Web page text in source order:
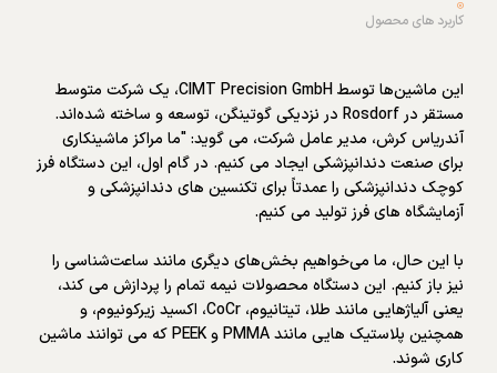
کاربرد های محصول
این ماشین‌ها توسط CIMT Precision GmbH، یک شرکت متوسط ​​
مستقر در Rosdorf در نزدیکی گوتینگن، توسعه و ساخته شده‌اند.
آندریاس کرش، مدیر عامل شرکت، می گوید: "ما مراکز ماشینکاری
برای صنعت دندانپزشکی ایجاد می کنیم. در گام اول، این دستگاه فرز
کوچک دندانپزشکی را عمدتاً برای تکنسین های دندانپزشکی و
آزمایشگاه های فرز تولید می کنیم.
با این حال، ما می‌خواهیم بخش‌های دیگری مانند ساعت‌شناسی را
نیز باز کنیم. این دستگاه محصولات نیمه تمام را پردازش می کند،
یعنی آلیاژهایی مانند طلا، تیتانیوم، CoCr، اکسید زیرکونیوم، و
همچنین پلاستیک هایی مانند PMMA و PEEK که می توانند ماشین
کاری شوند.